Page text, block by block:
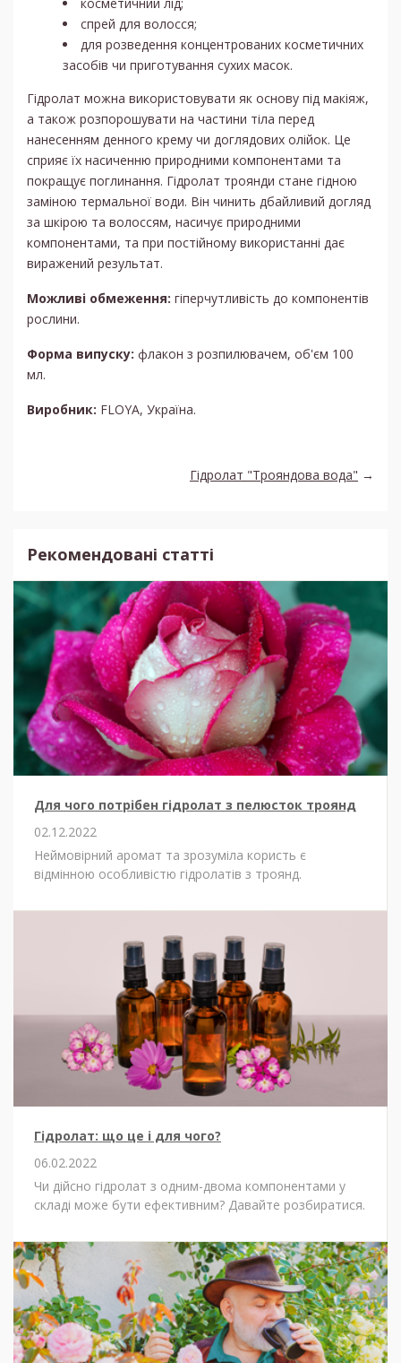
спрей для волосся;
для розведення концентрованих косметичних
засобів чи приготування сухих масок.
Гідролат можна використовувати як основу під макіяж,
а також розпорошувати на частини тіла перед
нанесенням денного крему чи доглядових олійок. Це
сприяє їх насиченню природними компонентами та
покращує поглинання. Гідролат троянди стане гідною
заміною термальної води. Він чинить дбайливий догляд
за шкірою та волоссям, насичує природними
компонентами, та при постійному використанні дає
виражений результат.
Можливі обмеження: гіперчутливість до компонентів
рослини.
Форма випуску: флакон з розпилювачем, об'єм 100
мл.
Виробник: FLOYA, Україна.
Гідролат "Трояндова вода" →
Рекомендовані статті
Для чого потрібен гідролат з пелюсток троянд
02.12.2022
Неймовірний аромат та зрозуміла користь є
відмінною особливістю гідролатів з троянд.
Гідролат: що це і для чого?
06.02.2022
Чи дійсно гідролат з одним-двома компонентами у
складі може бути ефективним? Давайте розбиратися.